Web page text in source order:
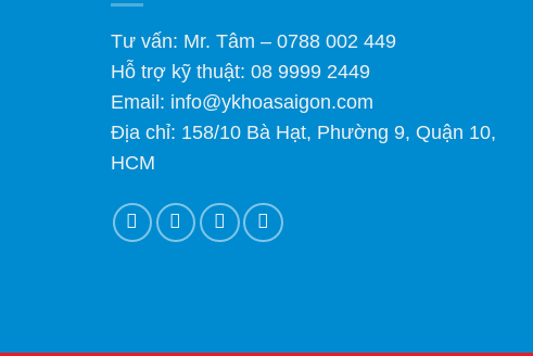
Tư vấn: Mr. Tâm – 0788 002 449
Hỗ trợ kỹ thuật: 08 9999 2449
Email: info@ykhoasaigon.com
Địa chỉ: 158/10 Bà Hạt, Phường 9, Quận 10,
HCM